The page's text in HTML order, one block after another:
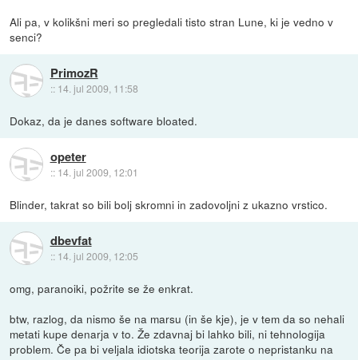
Ali pa, v kolikšni meri so pregledali tisto stran Lune, ki je vedno v
senci?
PrimozR
:: 14. jul 2009, 11:58
Dokaz, da je danes software bloated.
opeter
:: 14. jul 2009, 12:01
Blinder, takrat so bili bolj skromni in zadovoljni z ukazno vrstico.
dbevfat
:: 14. jul 2009, 12:05
omg, paranoiki, požrite se že enkrat.
btw, razlog, da nismo še na marsu (in še kje), je v tem da so nehali
metati kupe denarja v to. Že zdavnaj bi lahko bili, ni tehnologija
problem. Če pa bi veljala idiotska teorija zarote o nepristanku na